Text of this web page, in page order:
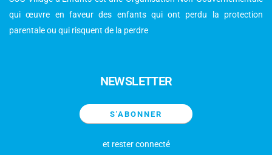
qui œuvre en faveur des enfants qui ont perdu la protection
parentale ou qui risquent de la perdre
NEWSLETTER
S'ABONNER
et rester connecté